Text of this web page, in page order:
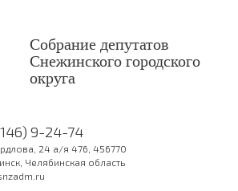
Собрание депутатов
Снежинского городского
округа
9-24-74
24 а/я 476, 456770
Челябинская область